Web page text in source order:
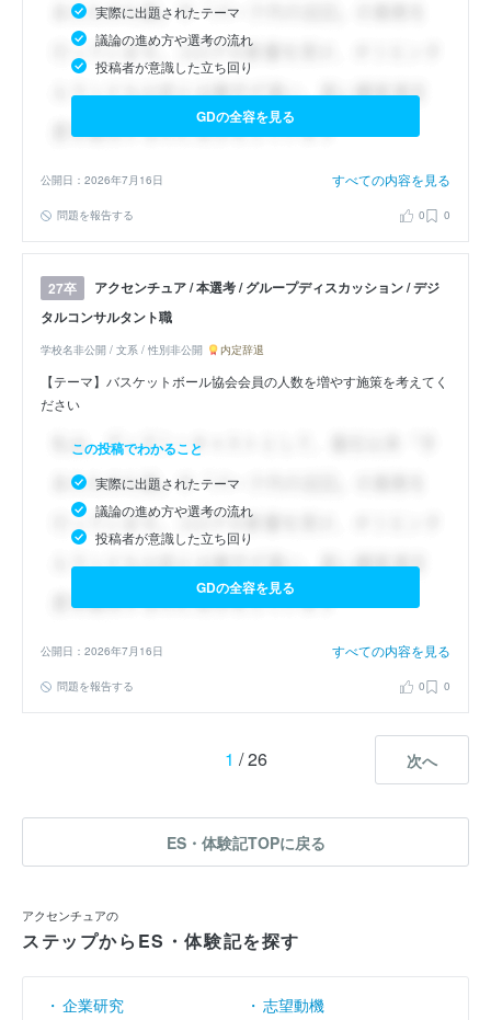
実際に出題されたテーマ
議論の進め方や選考の流れ
投稿者が意識した立ち回り
GDの全容を見る
公開日：2026年7月16日 すべての内容を見る
問題を報告する 0 0
27卒
アクセンチュア / 本選考 / グループディスカッション / デジ
タルコンサルタント職
学校名非公開 / 文系 / 性別非公開 内定辞退
【テーマ】バスケットボール協会会員の人数を増やす施策を考えてく
ださい
この投稿でわかること
実際に出題されたテーマ
議論の進め方や選考の流れ
投稿者が意識した立ち回り
GDの全容を見る
公開日：2026年7月16日 すべての内容を見る
問題を報告する 0 0
1 / 26 次へ
ES・体験記TOPに戻る
アクセンチュアの
ステップからES・体験記を探す
企業研究
志望動機